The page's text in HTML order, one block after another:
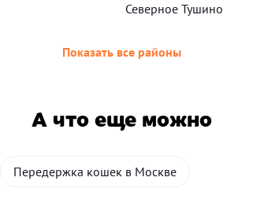
Северное Тушино
Показать все районы
А что еще можно
Передержка кошек в Москве